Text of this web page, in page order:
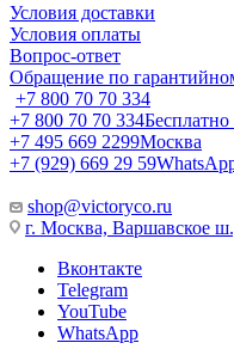
Условия доставки
Условия оплаты
Вопрос-ответ
Обращение по
+7 800 70 70 334
+7 800 70 70 334
+7 495 669 2299Москва
+7 (929) 669 29 59
shop@victoryco.ru
г. Москва, Варшавское
Вконтакте
Telegram
YouTube
WhatsApp